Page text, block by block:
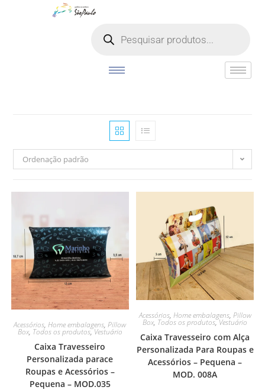
Ordenação padrão
Acessórios,Home embalagens,Pillow
Box, Todos os produtos,Vestuário
Caixa Travesseiro
Personalizada parace
Roupas e Acessórios –
Pequena – MOD.035
Acessórios, Home embalagens, Pillow
Box, Todos os produtos,Vestuário
Caixa Travesseiro com Alça
Personalizada Para Roupas e
Acessórios – Pequena –
MOD. 008A